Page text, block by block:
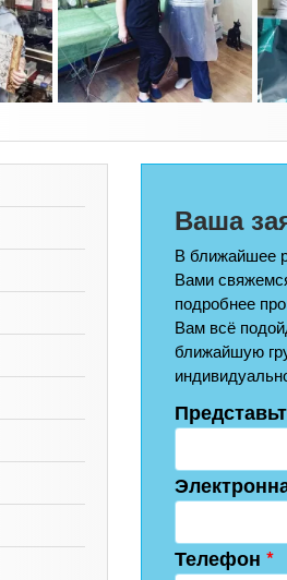
Ваша
В ближайшее
Вами
подробнее
Вам всё
ближайшую
Телефон *